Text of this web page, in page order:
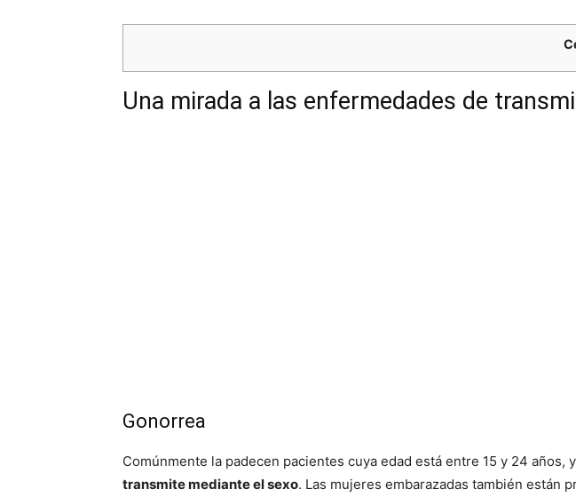
Una mirada a las enfermedades de
Gonorrea
Comúnmente la padecen pacientes cuya edad está entre 15 y 24
transmite mediante el sexo. Las mujeres embarazadas también están